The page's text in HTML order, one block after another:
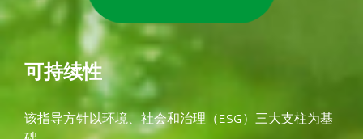
可持续性
该指导方针以环境、社会和治理（ESG）三大支柱为基